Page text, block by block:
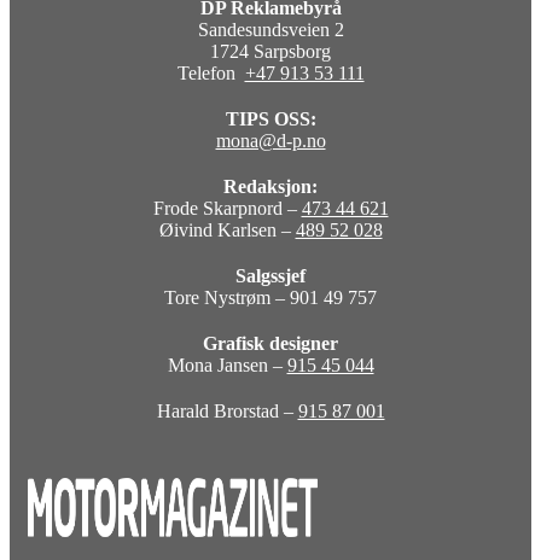
DP Reklamebyrå
Sandesundsveien 2
1724 Sarpsborg
Telefon +47 913 53 111
TIPS OSS:
mona@d-p.no
Redaksjon:
Frode Skarpnord – 473 44 621
Øivind Karlsen – 489 52 028
Salgssjef
Tore Nystrøm – 901 49 757
Grafisk designer
Mona Jansen – 915 45 044
Harald Brorstad – 915 87 001